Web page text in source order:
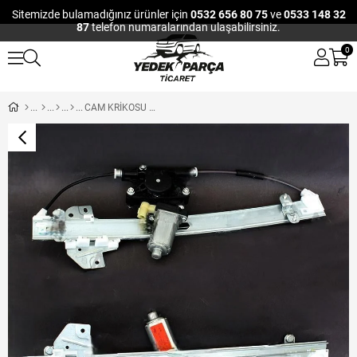
Sitemizde bulamadığınız ürünler için 0532 656 80 75ve0533 148 32
87telefon numaralarından ulaşabilirsiniz.
0
CAM KRİKOSU & ARKA SAĞ 06-11 ERA RİO MOTORLU